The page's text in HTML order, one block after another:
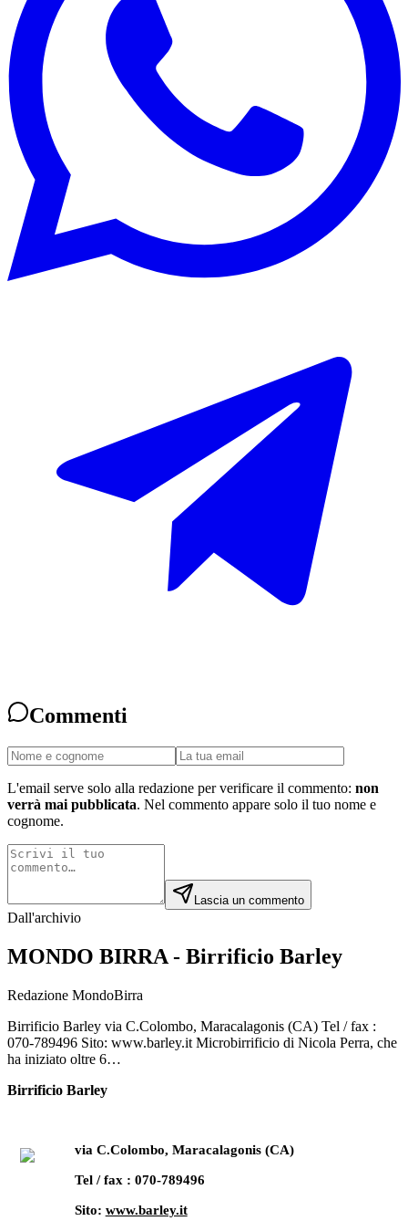
Commenti
L'email serve solo alla redazione per verificare il commento: non
verrà mai pubblicata. Nel commento appare solo il tuo nome e
cognome.
Lascia un commento
Dall'archivio
MONDO BIRRA - Birrificio Barley
Redazione MondoBirra
Birrificio Barley via C.Colombo, Maracalagonis (CA) Tel / fax :
070-789496 Sito: www.barley.it Microbirrificio di Nicola Perra, che
ha iniziato oltre 6…
Birrificio Barley
via C.Colombo, Maracalagonis (CA)
Tel / fax : 070-789496
Sito: www.barley.it